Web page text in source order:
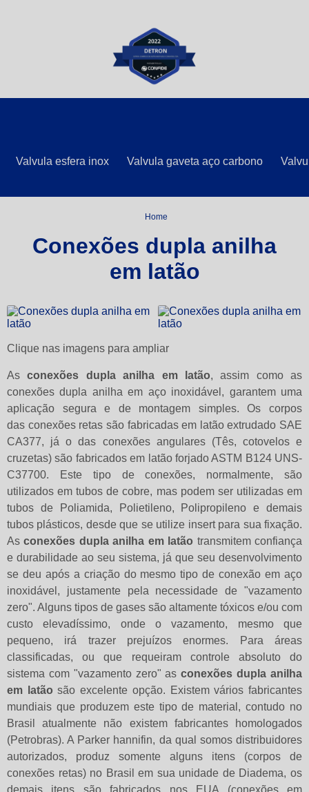
Valvula esfera inox Valvula gaveta aço carbono
Home
Conexões dupla anilha
em latão
Clique nas imagens para ampliar
Asconexões dupla anilha em latão, assim como as
conexões dupla anilha em aço inoxidável, garantem uma
aplicação segura e de montagem simples. Os corpos
das conexões retas são fabricadas em latão extrudado SAE
CA377, já o das conexões angulares (Tês, cotovelos e
cruzetas) são fabricados em latão forjado ASTM B124 UNS-
C37700. Este tipo de conexões, normalmente, são
utilizados em tubos de cobre, mas podem ser utilizadas em
tubos de Poliamida, Polietileno, Polipropileno e demais
tubos plásticos, desde que se utilize insert para sua fixação.
Asconexões dupla anilha em latão transmitem confiança
e durabilidade ao seu sistema, já que seu desenvolvimento
se deu após a criação do mesmo tipo de conexão em aço
inoxidável, justamente pela necessidade de "vazamento
zero". Alguns tipos de gases são altamente tóxicos e/ou com
custo elevadíssimo, onde o vazamento, mesmo que
pequeno, irá trazer prejuízos enormes. Para áreas
classificadas, ou que requeiram controle absoluto do
sistema com "vazamento zero" asconexões dupla anilha
em latão são excelente opção. Existem vários fabricantes
mundiais que produzem este tipo de material, contudo no
Brasil atualmente não existem fabricantes homologados
(Petrobras). A Parker hannifin, da qual somos distribuidores
autorizados, produz somente alguns itens (corpos de
conexões retas) no Brasil em sua unidade de Diadema, os
demais itens são fabricados nos EUA (conexões em